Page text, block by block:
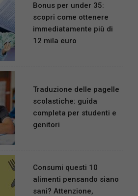
Bonus per under 35:
scopri come ottenere
immediatamente più di
12 mila euro
Traduzione delle pagelle
scolastiche: guida
completa per studenti e
genitori
Consumi questi 10
alimenti pensando siano
sani? Attenzione,